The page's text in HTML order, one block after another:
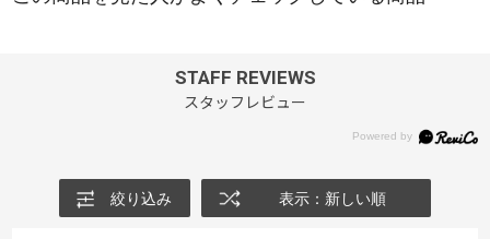
STAFF REVIEWS
スタッフレビュー
絞り込み 表示：新しい順